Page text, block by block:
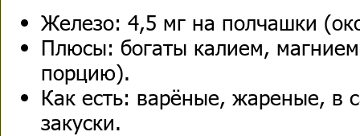
Железо: 4,5 мг на полчашки
Плюсы: богаты калием,
порцию).
Как есть: варёные, жареные, в
закуски.